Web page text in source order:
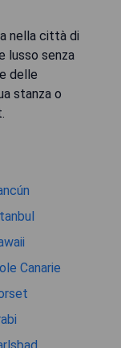
nella città di
lusso senza
delle
stanza o
Canarie